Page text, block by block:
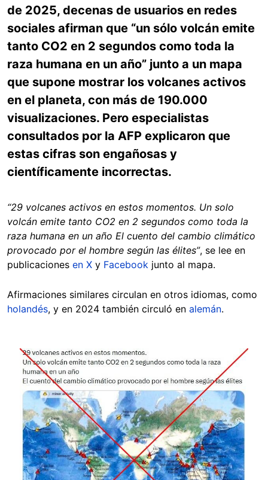
de 2025, decenas de usuarios en redes
sociales afirman que “un sólo volcán emite
tanto CO2 en 2 segundos como toda la
raza humana en un año” junto a un mapa
que supone mostrar los volcanes activos
en el planeta, con más de 190.000
visualizaciones. Pero especialistas
consultados por la AFP explicaron que
estas cifras son engañosas y
científicamente incorrectas.
“29 volcanes activos en estos momentos. Un solo
volcán emite tanto CO2 en 2 segundos como toda la
raza humana en un año El cuento del cambio climático
provocado por el hombre según las élites”, se lee en
publicaciones en X y Facebook junto al mapa.
Afirmaciones similares circulan en otros idiomas, como
holandés, y en 2024 también circuló en alemán.
Image